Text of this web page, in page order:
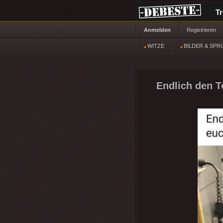
Anmelden Registrieren
WITZE BILDER &
Endlich den